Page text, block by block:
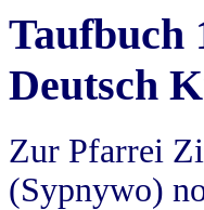
Taufbuch
Deutsch
Zur Pfarrei
(Sypnywo)